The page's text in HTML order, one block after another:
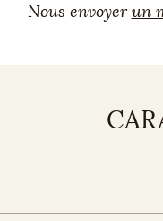
Nous envoyerun